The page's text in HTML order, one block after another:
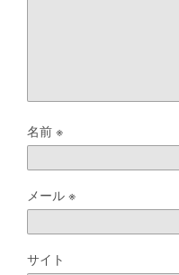
名前※
メール※
サイト